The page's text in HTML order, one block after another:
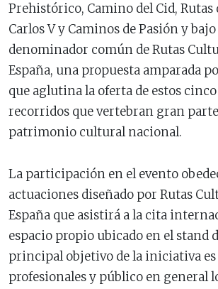
Prehistórico, Camino del Cid, Rutas
Carlos V y Caminos de Pasión y
denominador común de Rutas
España, una propuesta amparada
que aglutina la oferta de estos
recorridos que vertebran gran
patrimonio cultural nacional.
La participación en el evento
actuaciones diseñado por Rutas
España que asistirá a la cita
espacio propio ubicado en el stand
principal objetivo de la iniciativa
profesionales y público en general